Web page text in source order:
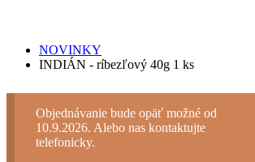
NOVINKY
INDIÁN - ríbezľový 40g 1 ks
Objednávanie bude opäť možné od
10.9.2026. Alebo nas kontaktujte
telefonicky.